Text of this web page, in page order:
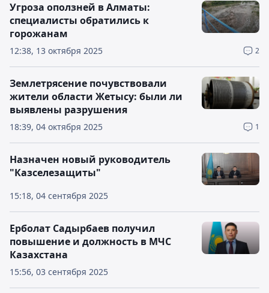
12:38, 13 октября 2025 2
Угроза оползней в Алматы:
специалисты обратились к
горожанам
18:39, 04 октября 2025 1
Землетрясение почувствовали
жители области Жетысу: были ли
выявлены разрушения
15:18, 04 сентября 2025
Назначен новый руководитель
"Казселезащиты"
15:56, 03 сентября 2025
Ерболат Садырбаев получил
повышение и должность в МЧС
Казахстана